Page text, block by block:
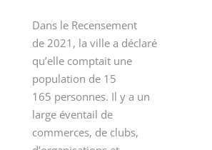
Dans le Recensement
de 2021, la ville a déclaré
qu’elle comptait une
population de 15
165 personnes. Il y a un
large éventail de
commerces, de clubs,